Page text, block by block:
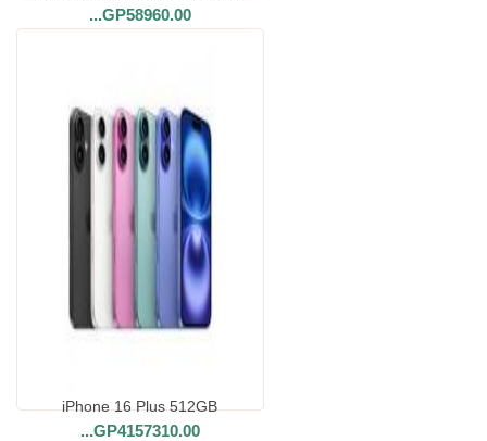
...GP58960.00
iPhone 16 Plus 512GB
...GP4157310.00